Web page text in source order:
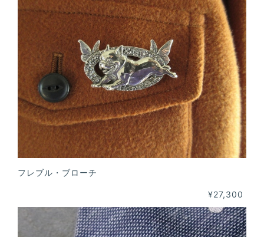
フレブル・ブローチ
¥27,300